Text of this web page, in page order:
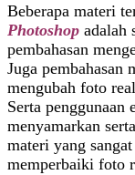
Beberapa materi
Photoshop adalah
pembahasan
Juga pembahasan
mengubah foto
Serta penggunaan
menyamarkan
materi yang
memperbaiki foto